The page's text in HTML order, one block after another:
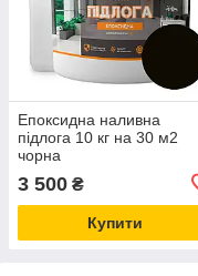
Епоксидна наливна
підлога 10 кг на 30 м2
чорна
3 500 ₴
Купити